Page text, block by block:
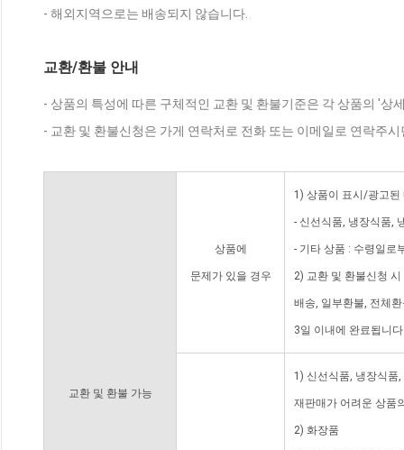
- 해외지역으로는 배송되지 않습니다.
교환/환불 안내
- 상품의 특성에 따른 구체적인 교환 및 환불기준은 각 상품의 '상
- 교환 및 환불신청은 가게 연락처로 전화 또는 이메일로 연락주
교환 및 환불 가능
상품에
문제가 있을 경우
1) 상품이 표시/광고된
- 신선식품, 냉장식품,
- 기타 상품 : 수령일로
2) 교환 및 환불신청
배송, 일부환불, 전체
3일 이내에 완료됩니
1) 신선식품, 냉장식품
재판매가 어려운 상품
2) 화장품